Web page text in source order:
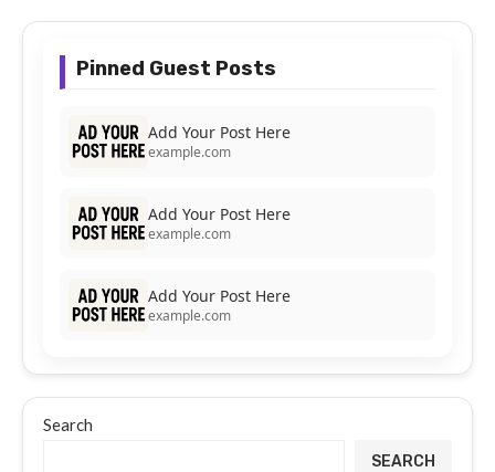
Pinned Guest Posts
Add Your Post Here
example.com
Add Your Post Here
example.com
Add Your Post Here
example.com
Search
SEARCH